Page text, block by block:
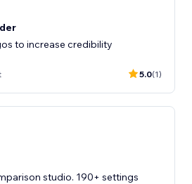
to increase credibility
5.0(1)
studio. 190+ settings